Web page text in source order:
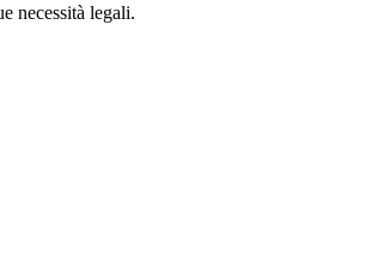
necessità legali.